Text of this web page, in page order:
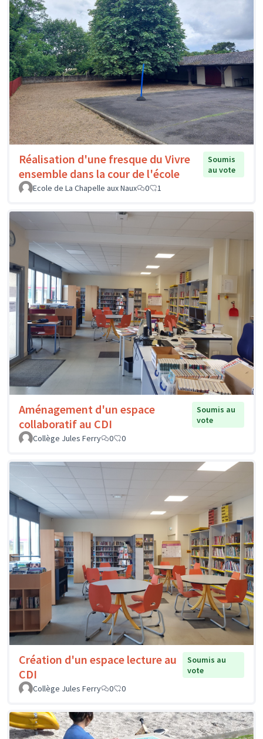
Réalisation d'une fresque du Vivre
ensemble dans la cour de l'école
Soumis
au vote
Ecole de La Chapelle aux Naux
0 1
Aménagement d'un espace
collaboratif au CDI
Soumis au
vote
Collège Jules Ferry
0 0
Création d'un espace lecture au
CDI
Soumis au
vote
Collège Jules Ferry
0 0